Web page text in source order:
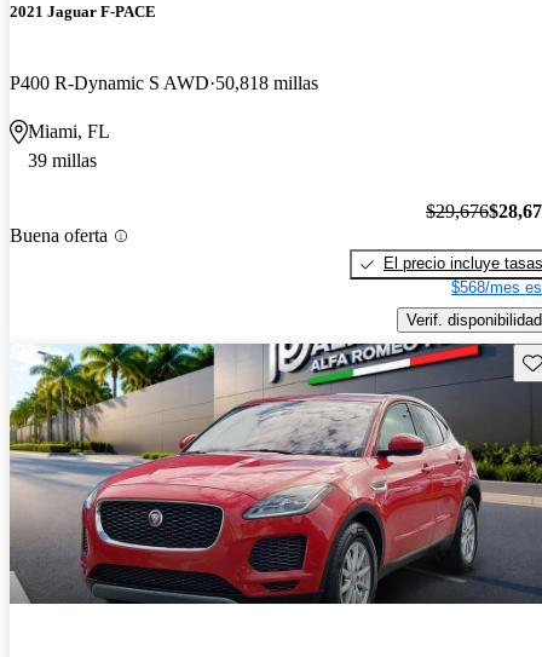
2021 Jaguar F-PACE
P400 R-Dynamic S AWD 50,818 millas
Miami, FL
39 millas
Buena oferta
$29,676
El precio incluye tasas
$568/mes
Verif. disponibilidad